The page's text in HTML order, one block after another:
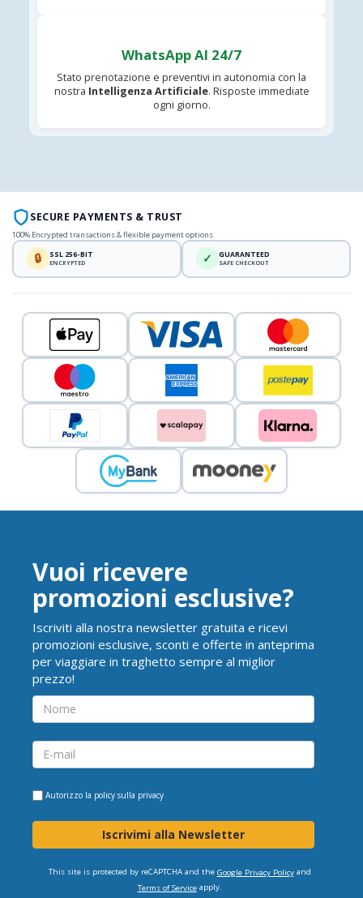
WhatsApp AI 24/7
Stato prenotazione e preventivi in autonomia con la
nostra Intelligenza Artificiale. Risposte immediate
ogni giorno.
SECURE PAYMENTS & TRUST
100% Encrypted transactions & flexible payment options
🔒 SSL 256-BIT
ENCRYPTED ✓ GUARANTEED
SAFE CHECKOUT
Vuoi ricevere
promozioni esclusive?
Iscriviti alla nostra newsletter gratuita e ricevi
promozioni esclusive, sconti e offerte in anteprima
per viaggiare in traghetto sempre al miglior
prezzo!
Autorizzo la policy sulla privacy
Iscrivimi alla Newsletter
This site is protected by reCAPTCHA and the Google Privacy Policyand
Terms of Serviceapply.